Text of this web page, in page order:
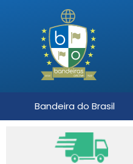
Bandeira do Brasil